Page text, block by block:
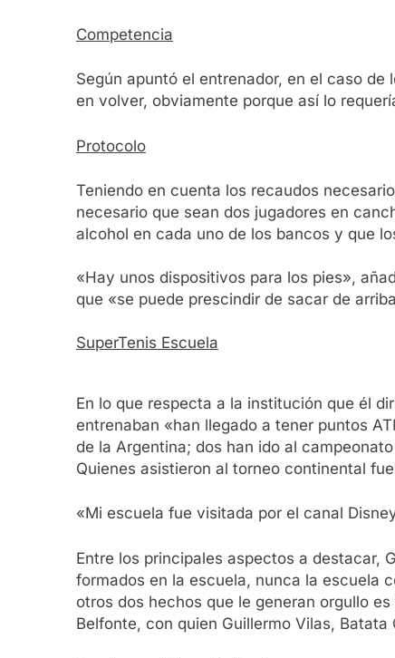
Competencia
Según apuntó el entrenador, en el caso
en volver, obviamente porque así lo
Protocolo
Teniendo en cuenta los recaudos
necesario que sean dos jugadores en
alcohol en cada uno de los bancos y que
«Hay unos dispositivos para los pies»,
que «se puede prescindir de sacar de
SuperTenis Escuela
En lo que respecta a la institución que él
entrenaban «han llegado a tener puntos
de la Argentina; dos han ido al
Quienes asistieron al torneo continental
«Mi escuela fue visitada por el canal
Entre los principales aspectos a destacar,
formados en la escuela, nunca la escuela
otros dos hechos que le generan orgullo
Belfonte, con quien Guillermo Vilas,